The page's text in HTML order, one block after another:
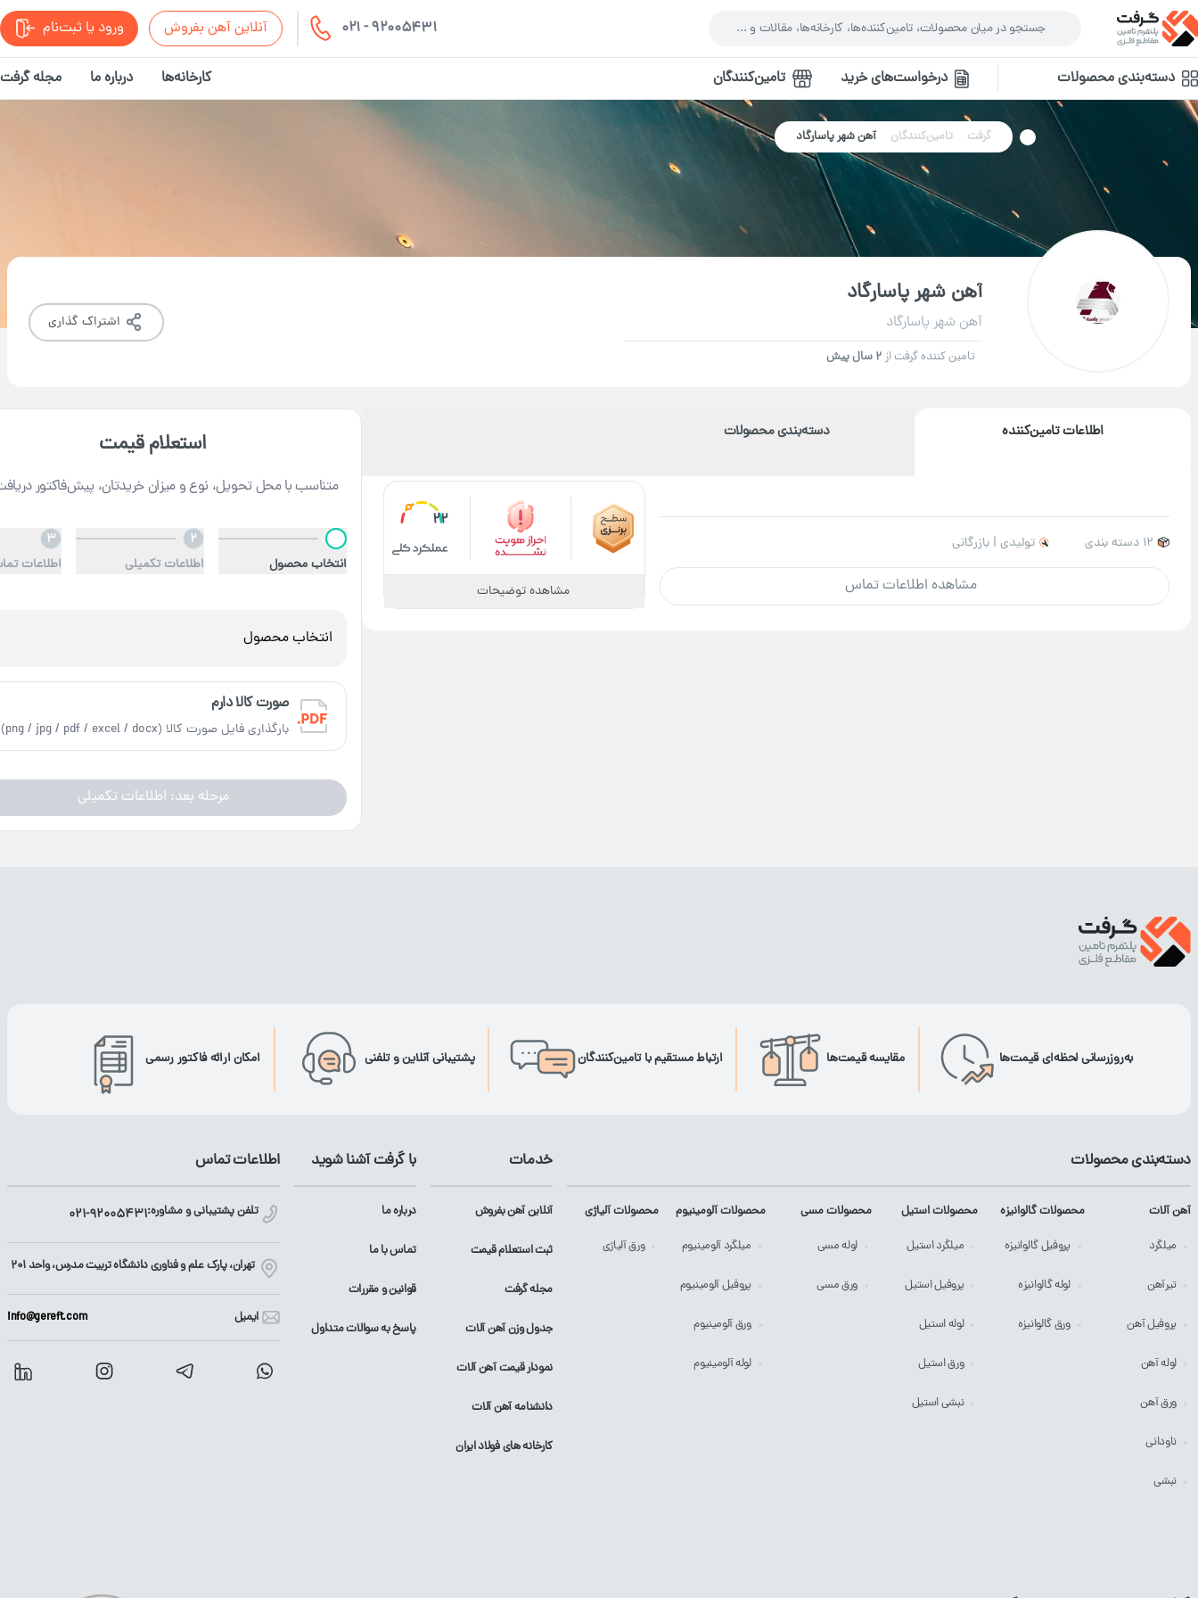
021 - 92005431 آنلاین آهن بفروش ورود یا ثبت‌نام
دسته‌بندی محصولات درخواست‌های خرید تامین‌کنندگان کارخانه‌ها درباره ما مجله گرفت
گرفت تامین‌کنندگان آهن شهر پاسارگاد
آهن شهر پاسارگاد
آهن شهر پاسارگاد
تامین کننده گرفت از 2 سال پیش
اشتراک گذاری
اطلاعات تامین‌کننده دسته‌بندی محصولات
12 دسته بندی تولیدی | بازرگانی
مشاهده اطلاعات تماس
22
مشاهده توضیحات
استعلام قیمت
متناسب با محل تحویل، نوع و میزان خریدتان، پیش‌فاکتور
انتخاب محصول
2
اطلاعات تکمیلی
3
اطلاعات
انتخاب محصول
صورت کالا دارم
بارگذاری فایل صورت کالا (png / jpg / pdf / excel / docx)
مرحله بعد: اطلاعات تکمیلی
به‌روزرسانی لحظه‌ای قیمت‌ها مقایسه قیمت‌ها ارتباط مستقیم با تامین‌کنندگان پشتیبانی آنلاین و تلفنی امکان ارائه فاکتور رسمی
دسته‌بندی محصولات
آهن آلات
میلگرد
تیرآهن
پروفیل آهن
لوله آهن
ورق آهن
ناودانی
نبشی
محصولات گالوانیزه
پروفیلگالوانیزه
لولهگالوانیزه
ورقگالوانیزه
محصولات استیل
میلگرداستیل
پروفیلاستیل
لولهاستیل
ورقاستیل
نبشیاستیل
محصولات مسی
لولهمسی
ورقمسی
محصولات آلومینیوم
میلگرد آلومینیوم
پروفیلآلومینیوم
ورقآلومینیوم
لولهآلومینیوم
محصولات آلیاژی
ورقآلیاژی
خدمات
آنلاین آهن بفروش
ثبت استعلام قیمت
مجله گرفت
جدول وزن آهن آلات
نمودار قیمت آهن آلات
دانشنامه آهن آلات
کارخانه های فولاد ایران
با گرفت آشنا شوید
درباره ما
تماس با ما
قوانین و مقررات
پاسخ به سوالات متداول
اطلاعات تماس
تلفن پشتیبانی و مشاوره:021-92005431
تهران، پارک علم و فناوری دانشگاه تربیت مدرس، واحد ۲۰۱
ایمیل info@gereft.com